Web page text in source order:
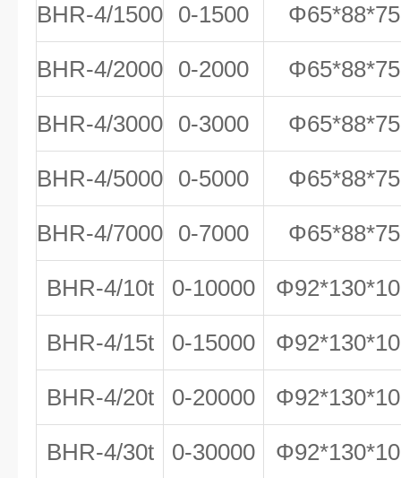
BHR-4/1500 0-1500 Φ65*88*75
BHR-4/2000 0-2000 Φ65*88*75
BHR-4/3000 0-3000 Φ65*88*75
BHR-4/5000 0-5000 Φ65*88*75
BHR-4/7000 0-7000 Φ65*88*75
BHR-4/10t 0-10000
BHR-4/15t 0-15000
BHR-4/20t 0-20000
BHR-4/30t 0-30000